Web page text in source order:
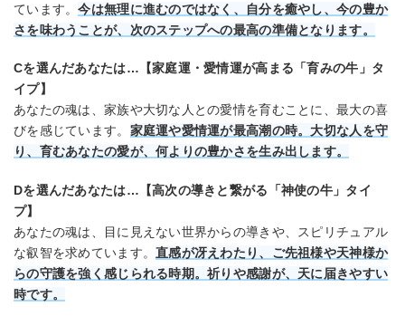
ています。今は無理に進むのではなく、自分を癒やし、今の豊か
さを味わうことが、次のステップへの最高の準備となります。
Cを選んだあなたは…【家庭運・愛情運が高まる「育みの牛」タ
イプ】
あなたの魂は、家族や大切な人との愛情を育むことに、最大の喜
びを感じています。 家庭運や愛情運が最高潮の時。大切な人を守
り、育むあなたの愛が、何よりの豊かさを生み出します。
Dを選んだあなたは…【高次の導きと繋がる「神使の牛」タイ
プ】
あなたの魂は、目に見えない世界からの導きや、スピリチュアル
な叡智を求めています。直感が冴えわたり、ご先祖様や天神様か
らの守護を強く感じられる時期。祈りや感謝が、天に届きやすい
時です。